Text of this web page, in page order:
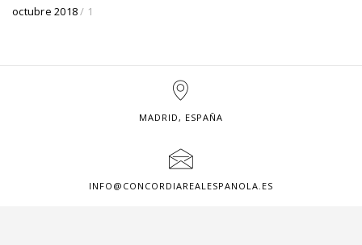
octubre 2018/ 1
MADRID, ESPAÑA
INFO@CONCORDIAREALESPANOLA.ES